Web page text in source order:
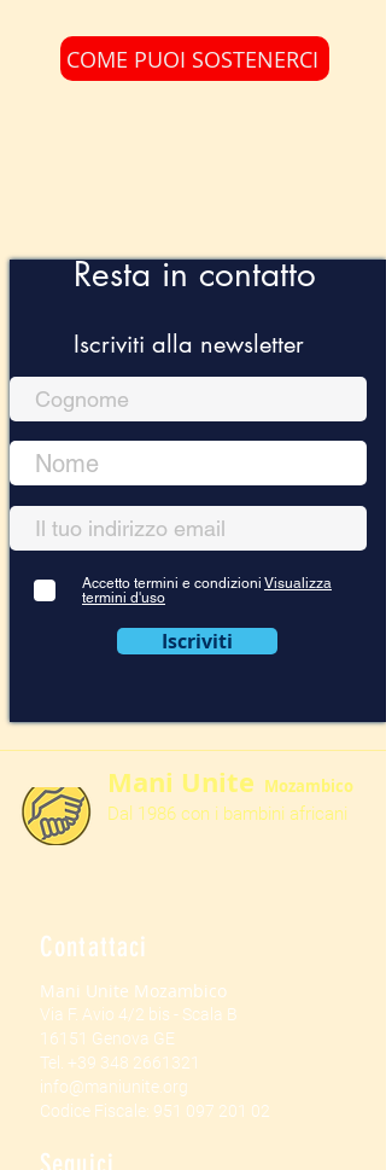
COME PUOI SOSTENERCI
Resta in contatto
Iscriviti alla newsletter
Accetto termini e condizioni Visualizza
termini d'uso
Iscriviti
Mani Unite Mozambico
Dal 1986 con i bambini africani
Contattaci
Mani Unite Mozambico
Via F. Avio 4/2 bis - Scala B
16151 Genova GE
Tel. +39 348 2661321
info@maniunite.org
Codice Fiscale: 951 097 201 02